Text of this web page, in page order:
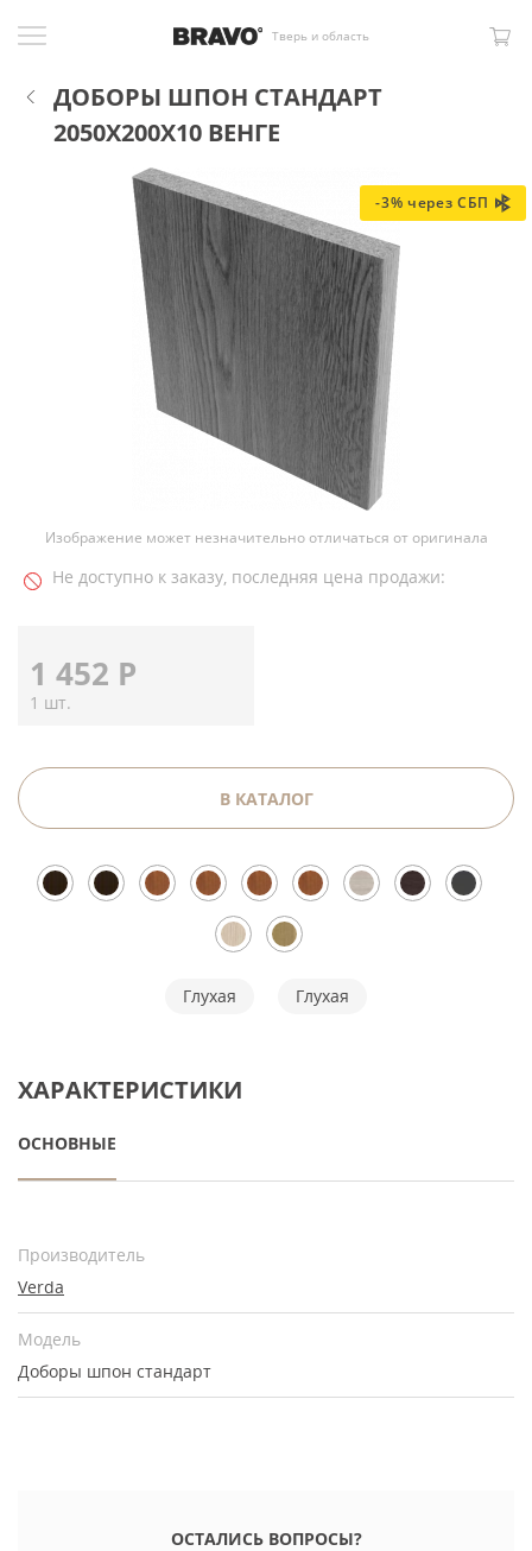
Тверь и область
ДОБОРЫ ШПОН СТАНДАРТ
2050X200X10 ВЕНГЕ
-3% через СБП
Изображение может незначительно отличаться от оригинала
Не доступно к заказу, последняя цена продажи:
1 452 Р
1 шт.
В КАТАЛОГ
Глухая Глухая
ХАРАКТЕРИСТИКИ
ОСНОВНЫЕ
Производитель
Verda
Модель
Доборы шпон стандарт
ОСТАЛИСЬ ВОПРОСЫ?